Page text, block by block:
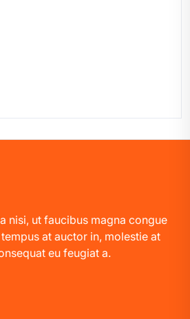
nisi, ut faucibus magna congue
at auctor in, molestie at
eu feugiat a.